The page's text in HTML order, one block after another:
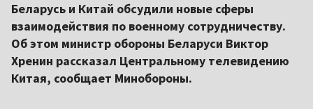
Беларусь и Китай обсудили новые сферы
взаимодействия по военному сотрудничеству.
Об этом министр обороны Беларуси Виктор
Хренин рассказал Центральному телевидению
Китая, сообщает Минобороны.